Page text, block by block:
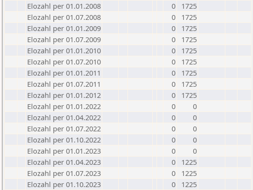
Elozahl per 01.01.2008
0
1725
Elozahl per 01.07.2008
0
1725
Elozahl per 01.01.2009
0
1725
Elozahl per 01.07.2009
0
1725
Elozahl per 01.01.2010
0
1725
Elozahl per 01.07.2010
0
1725
Elozahl per 01.01.2011
0
1725
Elozahl per 01.07.2011
0
1725
Elozahl per 01.01.2012
0
1725
Elozahl per 01.01.2022
0
0
Elozahl per 01.04.2022
0
0
Elozahl per 01.07.2022
0
0
Elozahl per 01.10.2022
0
0
Elozahl per 01.01.2023
0
0
Elozahl per 01.04.2023
0
1225
Elozahl per 01.07.2023
0
1225
Elozahl per 01.10.2023
0
1225